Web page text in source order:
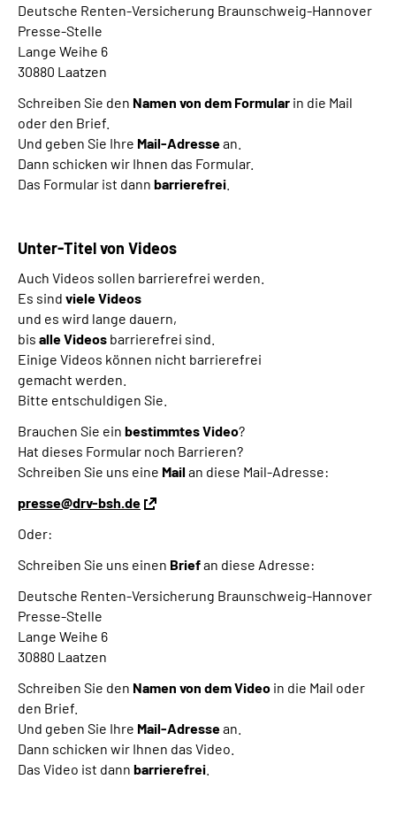
Deutsche Renten-Versicherung Braunschweig-Hannover
Presse-Stelle
Lange Weihe 6
30880 Laatzen
Schreiben Sie den Namen von dem Formular in die Mail
oder den Brief.
Und geben Sie Ihre Mail-Adressean.
Dann schicken wir Ihnen das Formular.
Das Formular ist dann barrierefrei
Unter-Titel von Videos
Auch Videos sollen barrierefrei werden.
Es sind viele Videos
und es wird lange dauern,
bis alle Videos barrierefrei sind.
Einige Videos können nicht barrierefrei
gemacht werden.
Bitte entschuldigen Sie.
Brauchen Sie ein bestimmtes Video?
Hat dieses Formular noch Barrieren?
Schreiben Sie uns eine Mailan diese Mail-Adresse:
presse@drv-bsh.de
Oder:
Schreiben Sie uns einen Briefan diese Adresse:
Deutsche Renten-Versicherung Braunschweig-Hannover
Presse-Stelle
Lange Weihe 6
30880 Laatzen
Schreiben Sie den Namen von dem Video in die Mail oder
den Brief.
Und geben Sie Ihre Mail-Adressean.
Dann schicken wir Ihnen das Video.
Das Video ist dann barrierefrei